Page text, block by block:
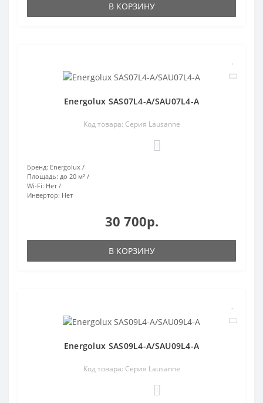
В КОРЗИНУ
Energolux SAS07L4-A/SAU07L4-A
Код товара: Серия Lausanne
Бренд: Energolux
Площадь: до 20 м²
Wi-Fi: Нет
Инвертор: Нет
30 700р.
В КОРЗИНУ
Energolux SAS09L4-A/SAU09L4-A
Код товара: Серия Lausanne